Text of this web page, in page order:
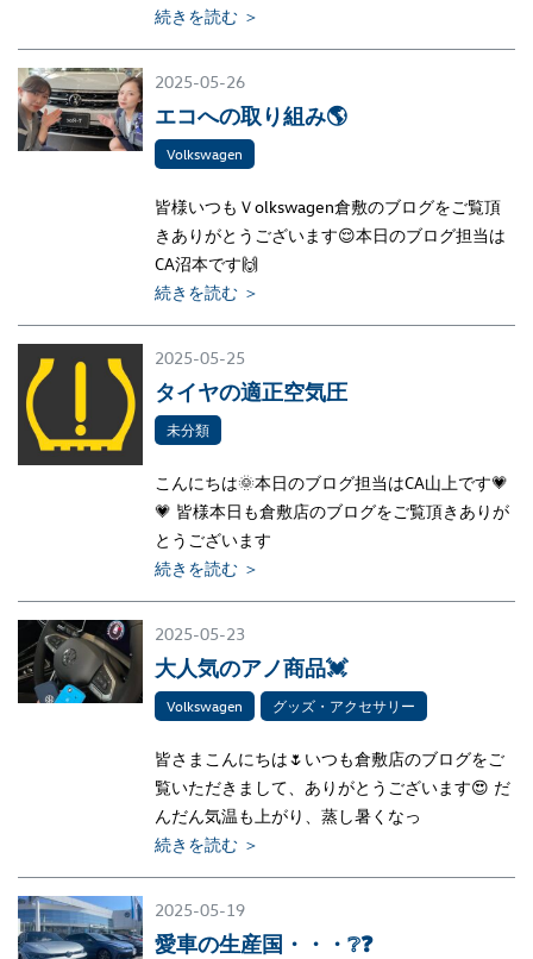
続きを読む ＞
2025-05-26
エコへの取り組み🌎
Volkswagen
皆様いつもＶolkswagen倉敷のブログをご覧頂
きありがとうございます😌本日のブログ担当は
CA沼本です🙌
続きを読む ＞
2025-05-25
タイヤの適正空気圧
未分類
こんにちは🌞本日のブログ担当はCA山上です💗
💗 皆様本日も倉敷店のブログをご覧頂きありが
とうございます
続きを読む ＞
2025-05-23
大人気のアノ商品💓
Volkswagen グッズ・アクセサリー
皆さまこんにちは🌷いつも倉敷店のブログをご
覧いただきまして、ありがとうございます😍 だ
んだん気温も上がり、蒸し暑くなっ
続きを読む ＞
2025-05-19
愛車の生産国・・・❔❓